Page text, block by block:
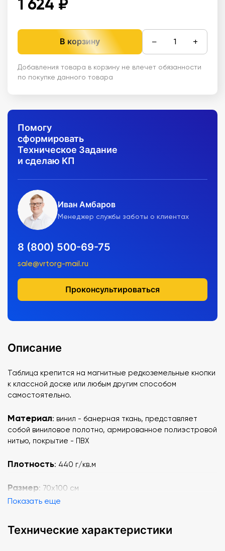
В корзину − +
Добавления товара в корзину не влечет обязанности
по покупке данного товара
Помогу
сформировать
Техническое Задание
и сделаю КП
Иван Амбаров
Менеджер службы заботы о клиентах
8 (800) 500-69-75
sale@vrtorg-mail.ru
Проконсультироваться
Описание
Таблица крепится на магнитные редкоземельные кнопки
к классной доске или любым другим способом
самостоятельно.
Материал: винил - банерная ткань, представляет
собой виниловое полотно, армированное полиэстровой
нитью, покрытие - ПВХ
Плотность: 440 г/кв.м
Размер: 70х100 см
Показать еще
Технические характеристики